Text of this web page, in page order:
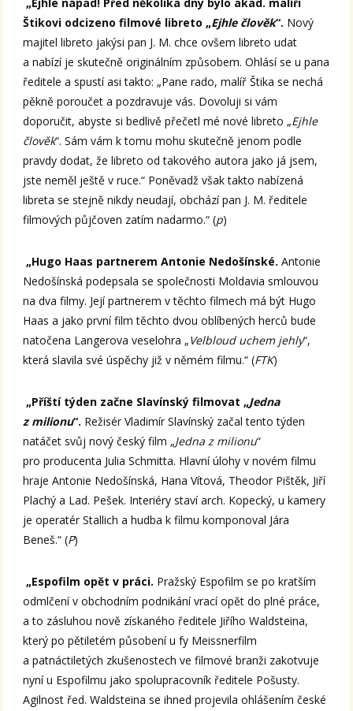
„Ejhle nápad! Před několika dny bylo akad. malíři
Štikovi odcizeno filmové libreto „Ejhle člověk“. Nový
majitel libreto jakýsi pan J. M. chce ovšem libreto udat
a nabízí je skutečně originálním způsobem. Ohlásí se u pana
ředitele a spustí asi takto: „Pane rado, malíř Štika se nechá
pěkně poroučet a pozdravuje vás. Dovoluji si vám
doporučit, abyste si bedlivě přečetl mé nové libreto „Ejhle
člověk“. Sám vám k tomu mohu skutečně jenom podle
pravdy dodat, že libreto od takového autora jako já jsem,
jste neměl ještě v ruce.“ Poněvadž však takto nabízená
libreta se stejně nikdy neudají, obchází pan J. M. ředitele
filmových půjčoven zatím nadarmo.“ (p)
„Hugo Haas partnerem Antonie Nedošínské.Antonie
Nedošínská podepsala se společnosti Moldavia smlouvou
na dva filmy. Její partnerem v těchto filmech má být Hugo
Haas a jako první film těchto dvou oblíbených herců bude
natočena Langerova veselohra „Velbloud uchem jehly“,
která slavila své úspěchy již v němém filmu.“ (FTK)
„Příští týden začne Slavínský filmovat „Jedna
z milionu“. Režisér Vladimír Slavínský začal tento týden
natáčet svůj nový český film „Jedna z milionu“
pro producenta Julia Schmitta. Hlavní úlohy v novém filmu
hraje Antonie Nedošínská, Hana Vítová, Theodor Pištěk, Jiří
Plachý a Lad. Pešek. Interiéry staví arch. Kopecký, u kamery
je operatér Stallich a hudba k filmu komponoval Jára
Beneš.“ (P)
„Espofilm opět v práci. Pražský Espofilm se po kratším
odmlčení v obchodním podnikání vrací opět do plné práce,
a to zásluhou nově získaného ředitele Jiřího Waldsteina,
který po pětiletém působení u fy Meissnerfilm
a patnáctiletých zkušenostech ve filmové branži zakotvuje
nyní u Espofilmu jako spolupracovník ředitele Pošusty.
Agilnost řed. Waldsteina se ihned projevila ohlášením české